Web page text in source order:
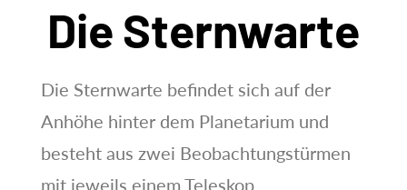
Die Sternwarte
Die Sternwarte befindet sich auf der
Anhöhe hinter dem Planetarium und
besteht aus zwei Beobachtungstürmen
mit jeweils einem Teleskop.